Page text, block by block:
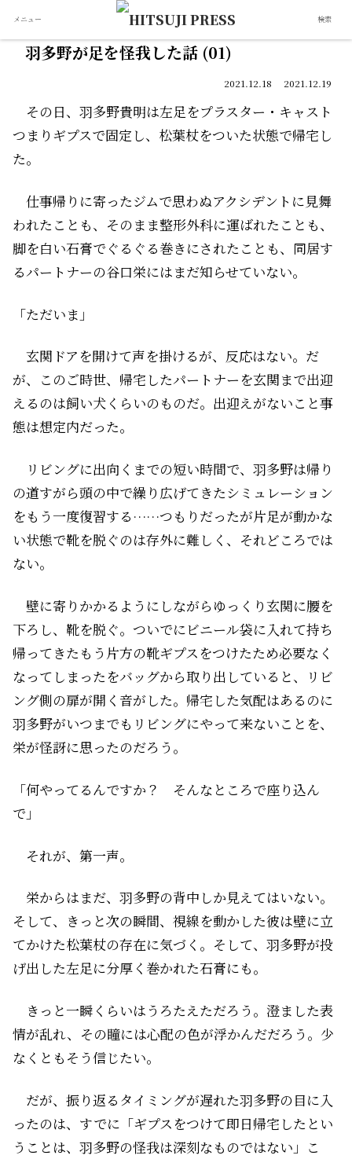
羽多野が足を怪我した話 (01)
2021.12.18 2021.12.19
その日、羽多野貴明は左足をプラスター・キャスト――
つまりギプスで固定し、松葉杖をついた状態で帰宅し
た。
仕事帰りに寄ったジムで思わぬアクシデントに見舞
われたことも、そのまま整形外科に運ばれたことも、
脚を白い石膏でぐるぐる巻きにされたことも、同居す
るパートナーの谷口栄にはまだ知らせていない。
「ただいま」
玄関ドアを開けて声を掛けるが、反応はない。だ
が、このご時世、帰宅したパートナーを玄関まで出迎
えるのは飼い犬くらいのものだ。出迎えがないこと事
態は想定内だった。
リビングに出向くまでの短い時間で、羽多野は帰り
の道すがら頭の中で繰り広げてきたシミュレーション
をもう一度復習する……つもりだったが片足が動かな
い状態で靴を脱ぐのは存外に難しく、それどころでは
ない。
壁に寄りかかるようにしながらゆっくり玄関に腰を
下ろし、靴を脱ぐ。ついでにビニール袋に入れて持ち
帰ってきたもう片方の靴――ギプスをつけたため必要なく
なってしまった――をバッグから取り出していると、リビ
ング側の扉が開く音がした。帰宅した気配はあるのに
羽多野がいつまでもリビングにやって来ないことを、
栄が怪訝に思ったのだろう。
「何やってるんですか？ そんなところで座り込ん
で」
それが、第一声。
栄からはまだ、羽多野の背中しか見えてはいない。
そして、きっと次の瞬間、視線を動かした彼は壁に立
てかけた松葉杖の存在に気づく。そして、羽多野が投
げ出した左足に分厚く巻かれた石膏にも。
きっと一瞬くらいはうろたえただろう。澄ました表
情が乱れ、その瞳には心配の色が浮かんだだろう。少
なくともそう信じたい。
だが、振り返るタイミングが遅れた羽多野の目に入
ったのは、すでに「ギプスをつけて即日帰宅したとい
うことは、羽多野の怪我は深刻なものではない」こ
メニュー 検索